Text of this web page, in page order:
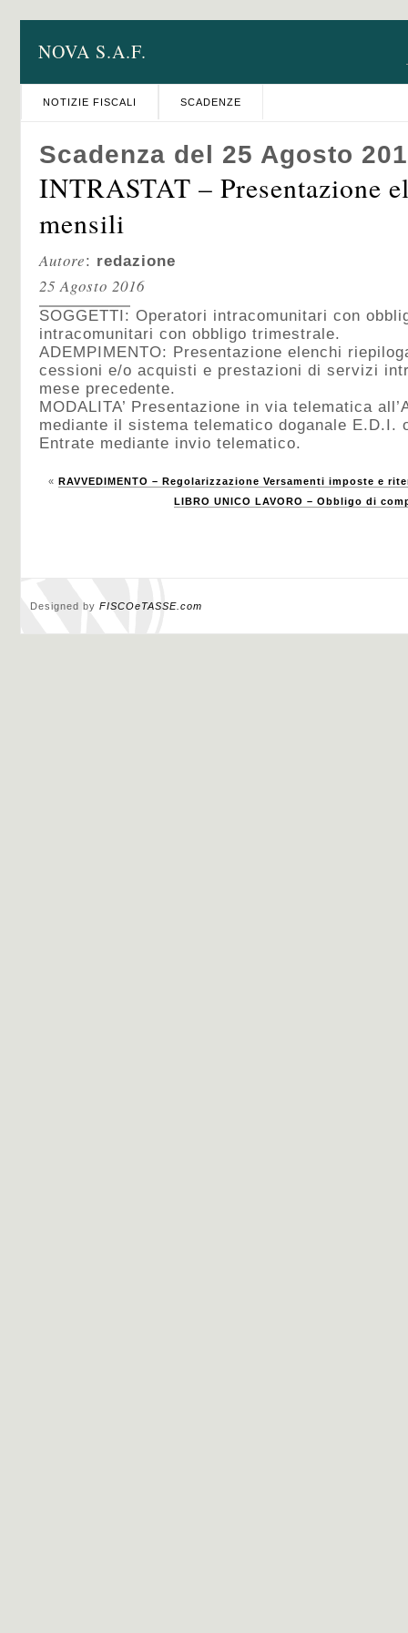
NOVA S.A.F.
NOTIZIE FISCALI SCADENZE
Scadenza del 25 Agosto
INTRASTAT – Presentazione
mensili
Autore: redazione
25 Agosto 2016
SOGGETTI: Operatori intracomunitari con
intracomunitari con obbligo trimestrale.
ADEMPIMENTO: Presentazione elenchi
cessioni e/o acquisti e prestazioni di servizi
mese precedente.
MODALITA’ Presentazione in via telematica
mediante il sistema telematico doganale E.D.I.
Entrate mediante invio telematico.
« RAVVEDIMENTO – Regolarizzazione Versamenti imposte e
LIBRO UNICO LAVORO – Obbligo di
Designed by FISCOeTASSE.com